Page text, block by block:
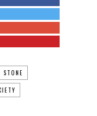
STONE